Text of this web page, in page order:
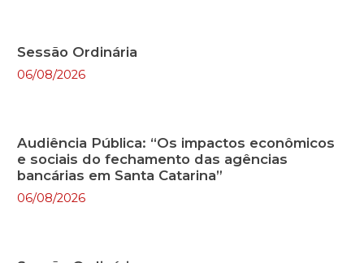
Sessão Ordinária
06/08/2026
Audiência Pública: “Os impactos econômicos
e sociais do fechamento das agências
bancárias em Santa Catarina”
06/08/2026